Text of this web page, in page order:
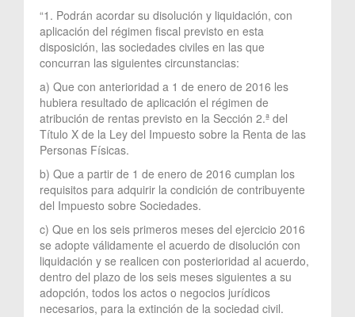
“1. Podrán acordar su disolución y liquidación, con
aplicación del régimen fiscal previsto en esta
disposición, las sociedades civiles en las que
concurran las siguientes circunstancias:
a) Que con anterioridad a 1 de enero de 2016 les
hubiera resultado de aplicación el régimen de
atribución de rentas previsto en la Sección 2.ª del
Título X de la Ley del Impuesto sobre la Renta de las
Personas Físicas.
b) Que a partir de 1 de enero de 2016 cumplan los
requisitos para adquirir la condición de contribuyente
del Impuesto sobre Sociedades.
c) Que en los seis primeros meses del ejercicio 2016
se adopte válidamente el acuerdo de disolución con
liquidación y se realicen con posterioridad al acuerdo,
dentro del plazo de los seis meses siguientes a su
adopción, todos los actos o negocios jurídicos
necesarios, para la extinción de la sociedad civil.